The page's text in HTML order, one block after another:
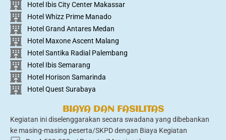
Hotel Ibis City Center Makassar
Hotel Whizz Prime Manado
Hotel Grand Antares Medan
Hotel Maxone Ascent Malang
Hotel Santika Radial Palembang
Hotel Ibis Semarang
Hotel Horison Samarinda
Hotel Quest Surabaya
BIAYA DAN FASILITAS
Kegiatan ini diselenggarakan secara swadana yang dibebankan
ke masing-masing peserta/SKPD dengan Biaya Kegiatan